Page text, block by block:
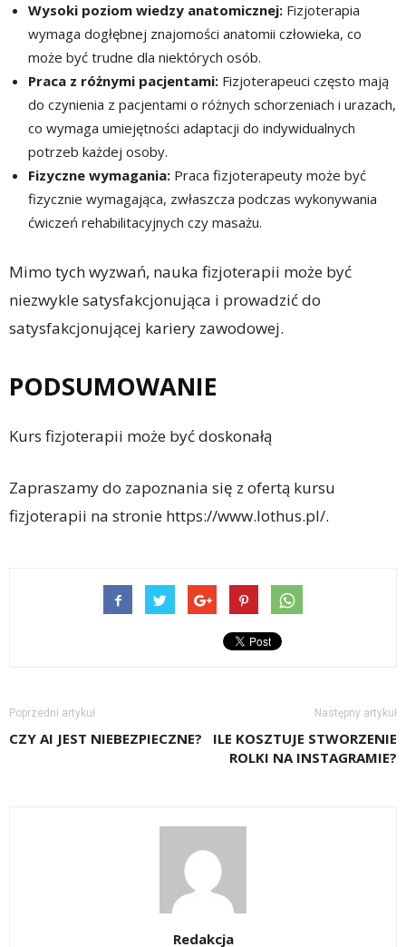
Wysoki poziom wiedzy anatomicznej: Fizjoterapia
wymaga dogłębnej znajomości anatomii człowieka, co
może być trudne dla niektórych osób.
Praca z różnymi pacjentami: Fizjoterapeuci często mają
do czynienia z pacjentami o różnych schorzeniach i urazach,
co wymaga umiejętności adaptacji do indywidualnych
potrzeb każdej osoby.
Fizyczne wymagania: Praca fizjoterapeuty może być
fizycznie wymagająca, zwłaszcza podczas wykonywania
ćwiczeń rehabilitacyjnych czy masażu.
Mimo tych wyzwań, nauka fizjoterapii może być
niezwykle satysfakcjonująca i prowadzić do
satysfakcjonującej kariery zawodowej.
PODSUMOWANIE
Kurs fizjoterapii może być doskonałą
Zapraszamy do zapoznania się z ofertą kursu
fizjoterapii na stronie https://www.lothus.pl/.
Poprzedni artykuł
CZY AI JEST NIEBEZPIECZNE?
Następny artykuł
ILE KOSZTUJE STWORZENIE
ROLKI NA INSTAGRAMIE?
Redakcja